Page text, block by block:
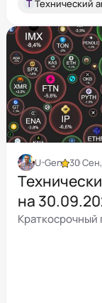
Т Технический
U-Gen 30
на
Краткосрочный